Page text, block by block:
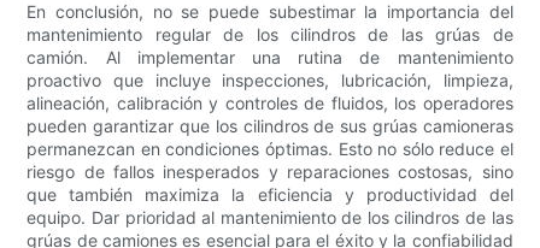
En conclusión, no se puede subestimar la importancia del
mantenimiento regular de los cilindros de las grúas de
camión. Al implementar una rutina de mantenimiento
proactivo que incluye inspecciones, lubricación, limpieza,
alineación, calibración y controles de fluidos, los operadores
pueden garantizar que los cilindros de sus grúas camioneras
permanezcan en condiciones óptimas. Esto no sólo reduce el
riesgo de fallos inesperados y reparaciones costosas, sino
que también maximiza la eficiencia y productividad del
equipo. Dar prioridad al mantenimiento de los cilindros de las
grúas de camiones es esencial para el éxito y la confiabilidad